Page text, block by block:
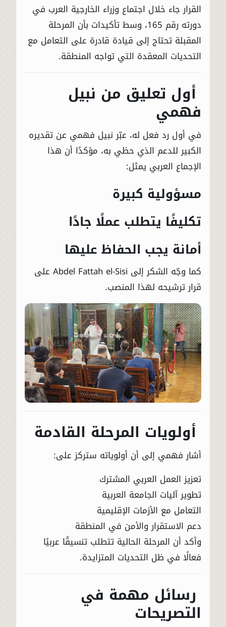
القرار جاء خلال اجتماع وزراء الخارجية العرب في
دورته رقم 165، وسط تأكيدات بأن المرحلة
المقبلة تحتاج إلى قيادة قادرة على التعامل مع
التحديات المعقدة التي تواجه المنطقة.
أول تعليق من نبيل
فهمي
في أول رد فعل له، عبّر نبيل فهمي عن تقديره
الكبير للدعم الذي حظي به، مؤكدًا أن هذا
الإجماع العربي يمثل:
مسؤولية كبيرة
تكليفًا يتطلب عملًا جادًا
أمانة يجب الحفاظ عليها
كما وجّه الشكر إلى Abdel Fattah el-Sisi على
قرار ترشيحه لهذا المنصب.
أولويات المرحلة القادمة
أشار فهمي إلى أن أولوياته ستركز على:
تعزيز العمل العربي المشترك
تطوير آليات الجامعة العربية
التعامل مع الأزمات الإقليمية
دعم الاستقرار والأمن في المنطقة
وأكد أن المرحلة الحالية تتطلب تنسيقًا عربيًا
فعالًا في ظل التحديات المتزايدة.
رسائل مهمة في
التصريحات